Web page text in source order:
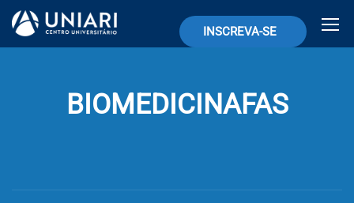
INSCREVA-SE
BIOMEDICINAFAS